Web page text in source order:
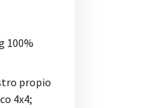
100%
propio
4x4;